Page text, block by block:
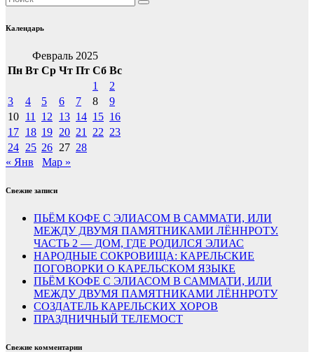
Календарь
Февраль 2025
Пн Вт Ср Чт Пт Сб Вс
1
2
3
4 5 6 7 8
9
10 11 12 13 14 15 16
17 18 19 20 21 22 23
24 25 26 27 28
« Янв
Мар »
Свежие записи
ПЬЁМ КОФЕ С ЭЛИАСОМ В САММАТИ, ИЛИ
МЕЖДУ ДВУМЯ ПАМЯТНИКАМИ ЛЁННРОТУ.
ЧАСТЬ 2 — ДОМ, ГДЕ РОДИЛСЯ ЭЛИАС
НАРОДНЫЕ СОКРОВИЩА: КАРЕЛЬСКИЕ
ПОГОВОРКИ О КАРЕЛЬСКОМ ЯЗЫКЕ
ПЬЁМ КОФЕ С ЭЛИАСОМ В САММАТИ, ИЛИ
МЕЖДУ ДВУМЯ ПАМЯТНИКАМИ ЛЁННРОТУ
СОЗДАТЕЛЬ КАРЕЛЬСКИХ ХОРОВ
ПРАЗДНИЧНЫЙ ТЕЛЕМОСТ
Свежие комментарии